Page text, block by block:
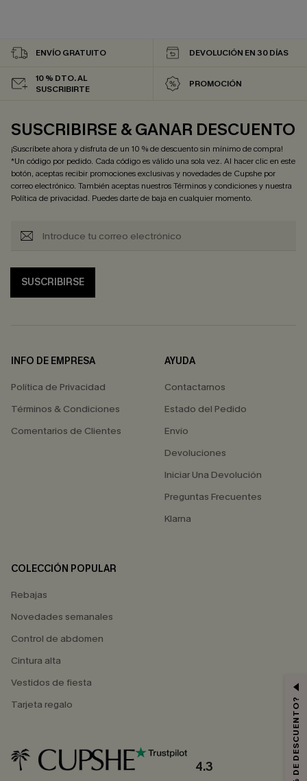
ENVÍO GRATUITO DEVOLUCIÓN EN 30 DÍAS
10 % DTO. AL
SUSCRIBIRTE
PROMOCIÓN
SUSCRIBIRSE & GANAR DESCUENTO
¡Suscríbete ahora y disfruta de un 10 % de descuento sin mínimo de compra!
*Un código por pedido. Cada código es válido una sola vez. Al hacer clic en este
botón, aceptas recibir promociones exclusivas y novedades de Cupshe por
correo electrónico. También aceptas nuestrosTérminos y condicionesy nuestra
Política de privacidad. Puedes darte de baja en cualquier momento.
SUSCRIBIRSE
INFO DE EMPRESA
Política de Privacidad
Términos & Condiciones
Comentarios de Clientes
AYUDA
Contactarnos
Estado del Pedido
Envío
Devoluciones
Iniciar Una Devolución
Preguntas Frecuentes
Klarna
COLECCIÓN POPULAR
Rebajas
Novedades semanales
Control de abdomen
Cintura alta
Vestidos de fiesta
Tarjeta regalo
4.3